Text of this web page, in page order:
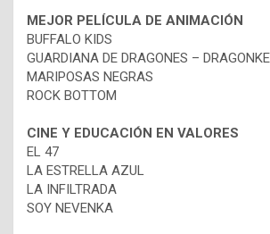
MEJOR PELÍCULA DE ANIMACIÓN
BUFFALO KIDS
GUARDIANA DE DRAGONES –
MARIPOSAS NEGRAS
ROCK BOTTOM
CINE Y EDUCACIÓN EN VALORES
EL 47
LA ESTRELLA AZUL
LA INFILTRADA
SOY NEVENKA